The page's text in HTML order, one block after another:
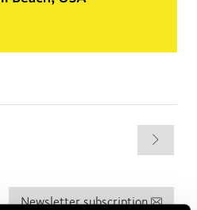
Newsletter subscription